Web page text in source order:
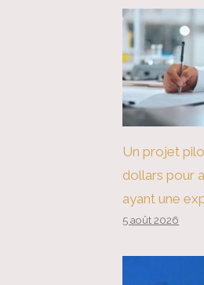
Un projet
dollars pour
ayant une
5 août 2026